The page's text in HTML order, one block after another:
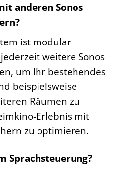
anderen Sonos
ist modular
weitere Sonos
um Ihr bestehendes
beispielsweise
Räumen zu
Erlebnis mit
zu optimieren.
Sprachsteuerung?